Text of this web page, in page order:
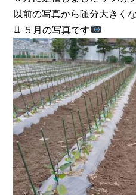
以前の写真から随分大きく
⇊ ５月の写真です